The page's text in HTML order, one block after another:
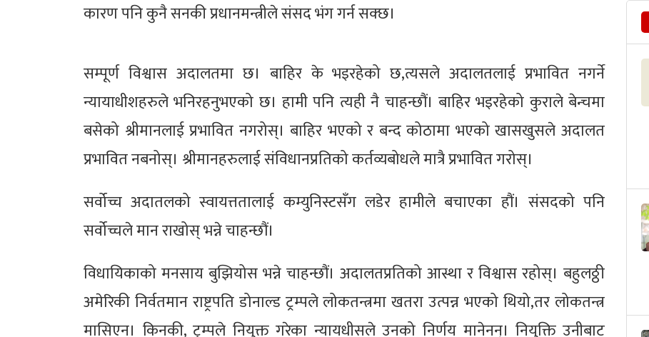
कारण पनि कुनै सनकी प्रधानमन्त्रीले संसद भंग गर्न सक्छ।
सम्पूर्ण विश्वास अदालतमा छ। बाहिर के भइरहेको छ,त्यसले अदालतलाई प्रभावित नगर्ने
न्यायाधीशहरुले भनिरहनुभएको छ। हामी पनि त्यही नै चाहन्छौं। बाहिर भइरहेको कुराले बेन्चमा
बसेको श्रीमानलाई प्रभावित नगरोस्। बाहिर भएको र बन्द कोठामा भएको खासखुसले अदालत
प्रभावित नबनोस्। श्रीमानहरुलाई संविधानप्रतिको कर्तव्यबोधले मात्रै प्रभावित गरोस्।
सर्वोच्च अदातलको स्वायत्ततालाई कम्युनिस्टसँग लडेर हामीले बचाएका हौं। संसदको पनि
सर्वोच्चले मान राखोस् भन्ने चाहन्छौं।
विधायिकाको मनसाय बुझियोस भन्ने चाहन्छौं। अदालतप्रतिको आस्था र विश्वास रहोस्। बहुलठ्ठी
अमेरिकी निर्वतमान राष्ट्रपति डोनाल्ड ट्रम्पले लोकतन्त्रमा खतरा उत्पन्न भएको थियो,तर लोकतन्त्र
मासिएन। किनकी, ट्रम्पले नियुक्त गरेका न्यायधीसले उनको निर्णय मानेनन्। नियुक्ति उनीबाट